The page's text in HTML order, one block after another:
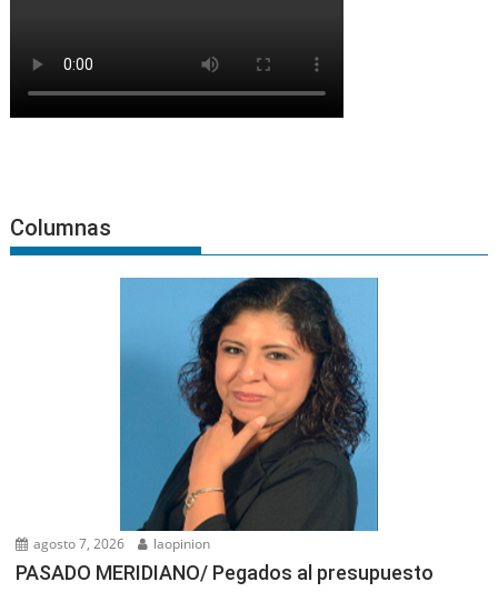
Columnas
agosto 7, 2026 laopinion
PASADO MERIDIANO/ Pegados al presupuesto